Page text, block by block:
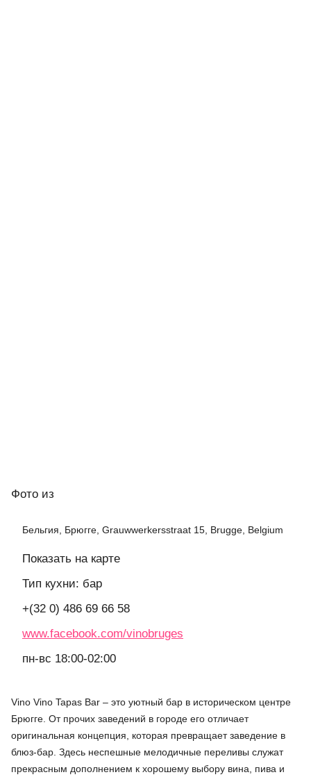
Фото из
Бельгия, Брюгге, Grauwwerkersstraat 15, Brugge, Belgium
Показать на карте
Тип кухни: бар
+(32 0) 486 69 66 58
www.facebook.com/vinobruges
пн-вс 18:00-02:00
Vino Vino Tapas Bar – это уютный бар в историческом центре
Брюгге. От прочих заведений в городе его отличает
оригинальная концепция, которая превращает заведение в
блюз-бар. Здесь неспешные мелодичные переливы служат
прекрасным дополнением к хорошему выбору вина, пива и